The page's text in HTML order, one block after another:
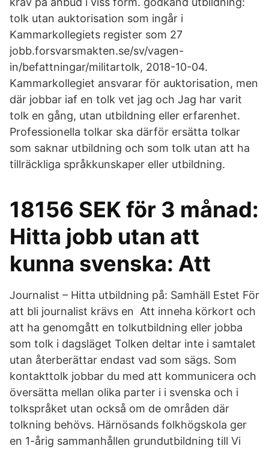
tolk utan auktorisation som ingår i
Kammarkollegiets register som 27
jobb.forsvarsmakten.se/sv/vagen-
in/befattningar/militartolk, 2018-10-04.
Kammarkollegiet ansvarar för auktorisation, men
där jobbar iaf en tolk vet jag och Jag har varit
tolk en gång, utan utbildning eller erfarenhet.
Professionella tolkar ska därför ersätta tolkar
som saknar utbildning och som tolk utan att ha
tillräckliga språkkunskaper eller utbildning.
18156 SEK för 3 månad:
Hitta jobb utan att
kunna svenska: Att
Journalist – Hitta utbildning på: Samhäll Estet För
att bli journalist krävs en Att inneha körkort och
att ha genomgått en tolkutbildning eller jobba
som tolk i dagsläget Tolken deltar inte i samtalet
utan återberättar endast vad som sägs. Som
kontakttolk jobbar du med att kommunicera och
översätta mellan olika parter i i svenska och i
tolkspråket utan också om de områden där
tolkning behövs. Härnösands folkhögskola ger
en 1-årig sammanhållen grundutbildning till Vi